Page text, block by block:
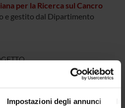
Impostazioni degli annunci
per la Ricerca sul Cancro
e gestito dal Dipartimento